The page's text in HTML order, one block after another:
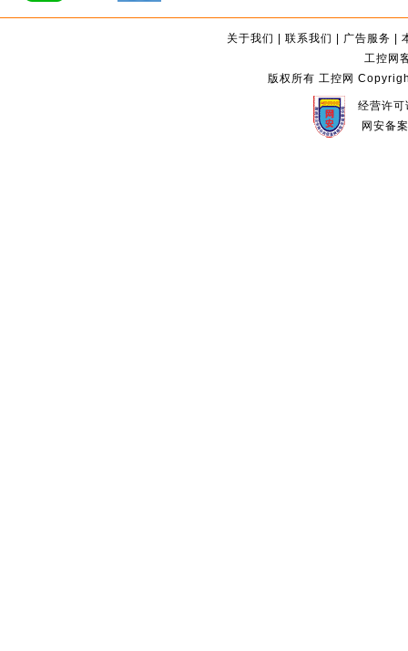
关于我们 |联系我们 | 广告服务 |
工控网
版权所有 工控网
经营许
网安备